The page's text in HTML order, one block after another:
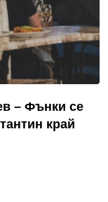
– Фънки се
край